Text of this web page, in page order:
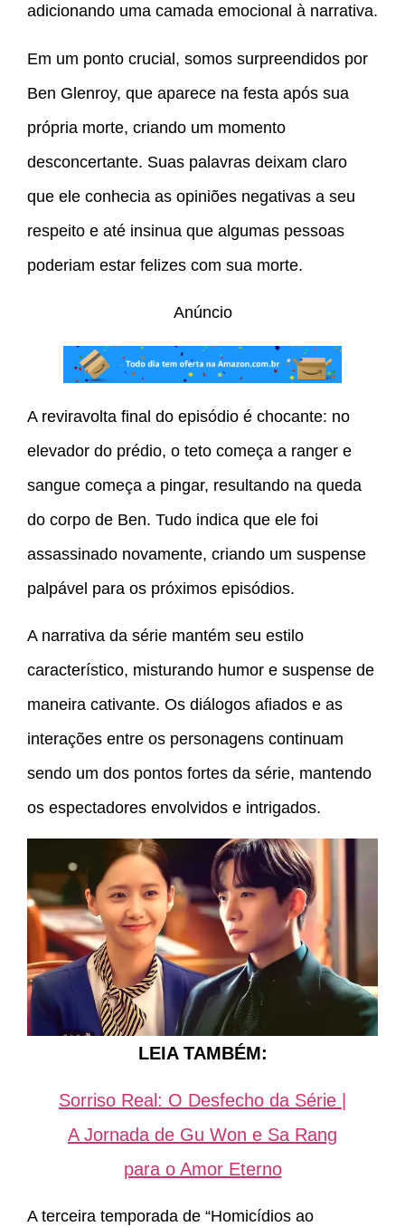
adicionando uma camada emocional à narrativa.
Em um ponto crucial, somos surpreendidos por
Ben Glenroy, que aparece na festa após sua
própria morte, criando um momento
desconcertante. Suas palavras deixam claro
que ele conhecia as opiniões negativas a seu
respeito e até insinua que algumas pessoas
poderiam estar felizes com sua morte.
Anúncio
A reviravolta final do episódio é chocante: no
elevador do prédio, o teto começa a ranger e
sangue começa a pingar, resultando na queda
do corpo de Ben. Tudo indica que ele foi
assassinado novamente, criando um suspense
palpável para os próximos episódios.
A narrativa da série mantém seu estilo
característico, misturando humor e suspense de
maneira cativante. Os diálogos afiados e as
interações entre os personagens continuam
sendo um dos pontos fortes da série, mantendo
os espectadores envolvidos e intrigados.
LEIA TAMBÉM:
Sorriso Real: O Desfecho da Série |
A Jornada de Gu Won e Sa Rang
para o Amor Eterno
A terceira temporada de “Homicídios ao